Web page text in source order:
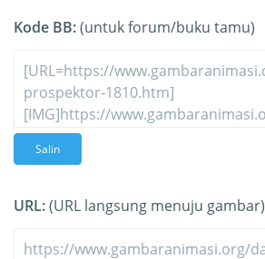
Kode BB:(untuk forum/buku tamu)
Salin
URL:(URL langsung menuju gambar)